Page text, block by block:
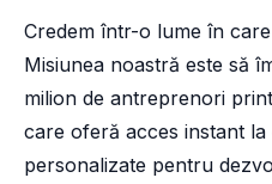
Credem într-o lume în
Misiunea noastră este să
milion de antreprenori
care oferă acces instant la
personalizate pentru